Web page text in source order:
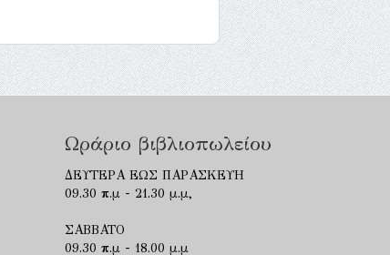
Ωράριο βιβλιοπωλείου
ΔΕΥΤΕΡΑ ΕΩΣ ΠΑΡΑΣΚΕΥΗ
09.30 π.μ - 21.30 μ.μ,
ΣΑΒΒΑΤΟ
09.30 π.μ - 18.00 μ.μ